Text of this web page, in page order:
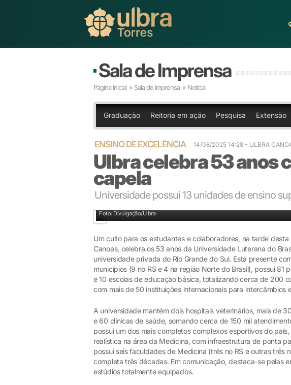
Sala de Imprensa
Página Inicial » Sala de Imprensa » Notícia
Graduação Reitoria em ação Pesquisa Extensão
ENSINO DE EXCELÊNCIA 14/08/2025 14:28 - ULBRA
Ulbra celebra 53 anos
capela
Universidade possui 13 unidades de ensino
Foto: Divulgação/Ulbra
Um culto para os estudantes e colaboradores, na tarde
Canoas, celebra os 53 anos da Universidade Luterana do
universidade privada do Rio Grande do Sul. Está presente
municípios (9 no RS e 4 na região Norte do Brasil), possui 81
e 10 escolas de educação básica, totalizando cerca de 200
com mais de 50 instituições internacionais para intercâmbios
A universidade mantém dois hospitais veterinários, mais de
e 60 clínicas de saúde, somando cerca de 150 mil
possui um dos mais completos complexos esportivos do
realística na área da Medicina, com infraestrutura de ponta
possui seis faculdades de Medicina (três no RS e outras três
completa três décadas. Em comunicação, destaca-se pelas
estúdios totalmente equipados.